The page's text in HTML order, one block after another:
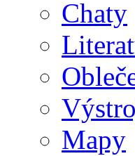
Chaty
Mapy